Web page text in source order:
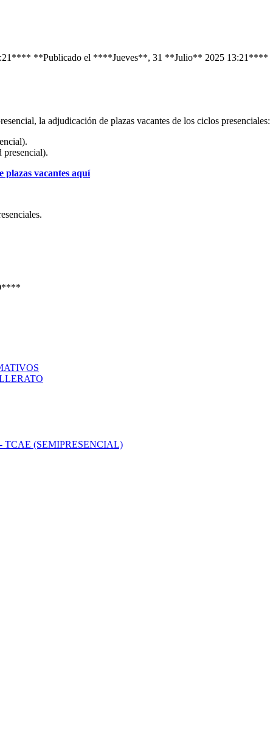
**Publicado el ****Jueves**, 31 **Julio** 2025 13:21****
la adjudicación de plazas vacantes de los ciclos presenciales:
vacantes aquí
(SEMIPRESENCIAL)